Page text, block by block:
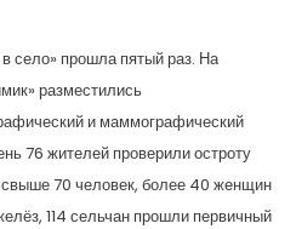
село» прошла пятый раз. На
разместились
и маммографический
76 жителей проверили остроту
70 человек, более 40 женщин
114 сельчан прошли первичный